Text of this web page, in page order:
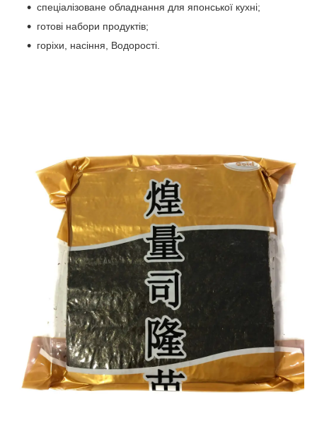
спеціалізоване обладнання для японської кухні;
готові набори продуктів;
горіхи, насіння, Водорості.